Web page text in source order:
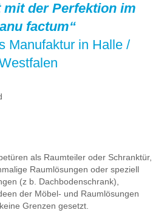
der Perfektion im
factum“
Manufaktur in Halle /
als Raumteiler oder Schranktür,
Raumlösungen oder speziell
(z b. Dachbodenschrank),
der Möbel- und Raumlösungen
Grenzen gesetzt.